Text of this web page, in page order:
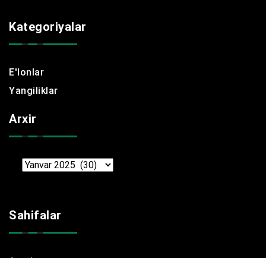
Kategoriyalar
E'lonlar
Yangiliklar
Arxir
Arxir
Sahifalar